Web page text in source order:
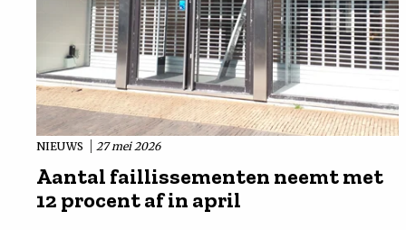
NIEUWS 27 mei 2026
Aantal faillissementen neemt met
12 procent af in april